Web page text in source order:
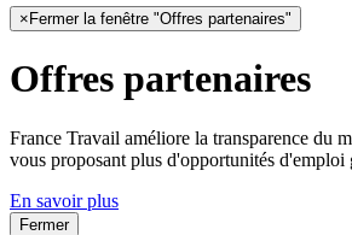
× Fermer la fenêtre "Offres partenaires"
Offres partenaires
France Travail améliore la transparence du
vous proposant plus d'opportunités d'emploi
En savoir plus
Fermer